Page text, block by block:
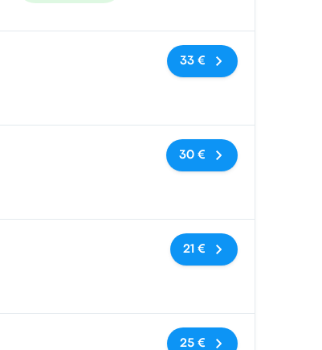
Keine Tags
33 €
Keine Tags
30 €
Keine Tags
21 €
Keine Tags
25 €